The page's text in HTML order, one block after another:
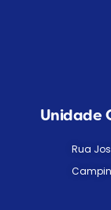
Unidade
Rua